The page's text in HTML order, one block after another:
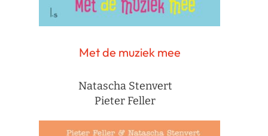
Met de muziek mee
Natascha Stenvert
Pieter Feller